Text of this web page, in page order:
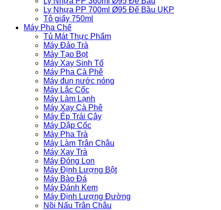
Ly Nhựa PP 700ml Ø95 Đế Bầu UKP
Tô giấy 750ml
Máy Pha Chế
Tủ Mát Thực Phẩm
Máy Đảo Trà
Máy Tạo Bọt
Máy Xay Sinh Tố
Máy Pha Cà Phê
Máy đun nước nóng
Máy Lắc Cốc
Máy Làm Lạnh
Máy Xay Cà Phê
Máy Ép Trái Cây
Máy Dập Cốc
Máy Pha Trà
Máy Làm Trân Châu
Máy Xay Trà
Máy Đóng Lon
Máy Định Lượng Bột
Máy Bào Đá
Máy Đánh Kem
Máy Định Lượng Đường
Nồi Nấu Trân Châu